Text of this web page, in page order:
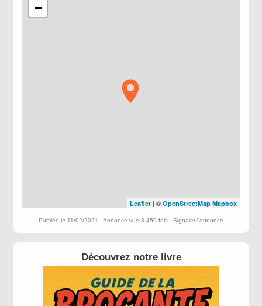
−
Leaflet| © OpenStreetMap Mapbox
Publiée le 11/02/2021 - Annonce vue 3 459 fois - Signaler l'annonce
Découvrez notre livre